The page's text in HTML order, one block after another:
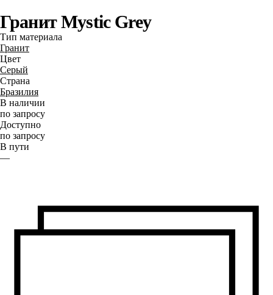
Гранит Mystic Grey
Тип материала
Гранит
Цвет
Серый
Страна
Бразилия
В наличии
по запросу
Доступно
по запросу
В пути
—